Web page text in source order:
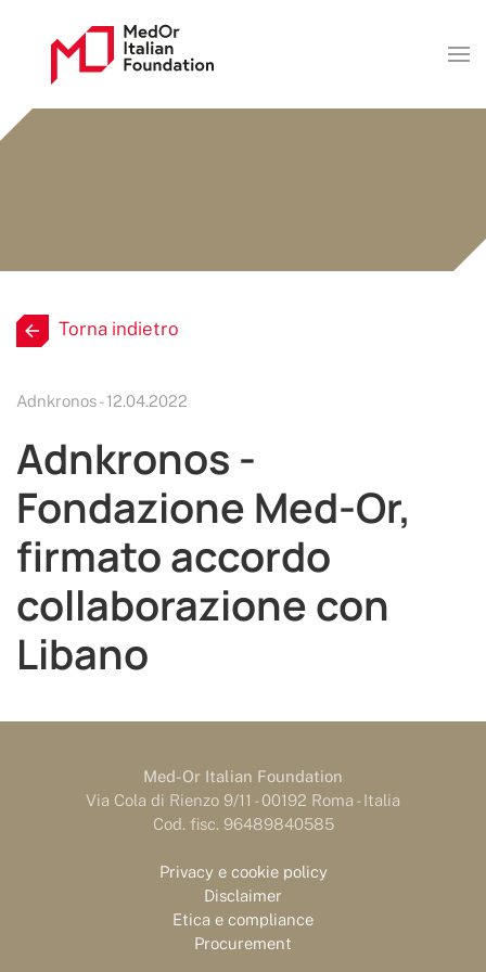
Torna indietro
Adnkronos - 12.04.2022
Adnkronos -
Fondazione Med-Or,
firmato accordo
collaborazione con
Libano
Med-Or Italian Foundation
Via Cola di Rienzo 9/11 - 00192 Roma - Italia
Cod. fisc. 96489840585
Privacy e cookie policy
Disclaimer
Etica e compliance
Procurement